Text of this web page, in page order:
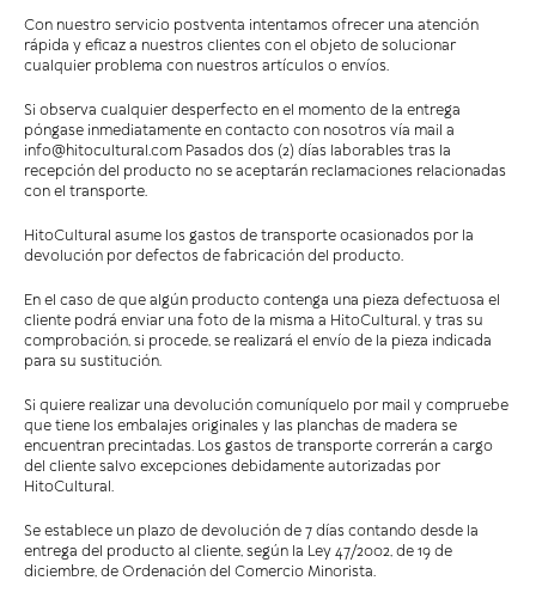
Con nuestro servicio postventa intentamos ofrecer una atención
rápida y eficaz a nuestros clientes con el objeto de solucionar
cualquier problema con nuestros artículos o envíos.
Si observa cualquier desperfecto en el momento de la entrega
póngase inmediatamente en contacto con nosotros vía mail a
info@hitocultural.com Pasados dos (2) días laborables tras la
recepción del producto no se aceptarán reclamaciones relacionadas
con el transporte.
HitoCultural asume los gastos de transporte ocasionados por la
devolución por defectos de fabricación del producto.
En el caso de que algún producto contenga una pieza defectuosa el
cliente podrá enviar una foto de la misma a HitoCultural, y tras su
comprobación, si procede, se realizará el envío de la pieza indicada
para su sustitución.
Si quiere realizar una devolución comuníquelo por mail y compruebe
que tiene los embalajes originales y las planchas de madera se
encuentran precintadas. Los gastos de transporte correrán a cargo
del cliente salvo excepciones debidamente autorizadas por
HitoCultural.
Se establece un plazo de devolución de 7 días contando desde la
entrega del producto al cliente, según la Ley 47/2002, de 19 de
diciembre, de Ordenación del Comercio Minorista.